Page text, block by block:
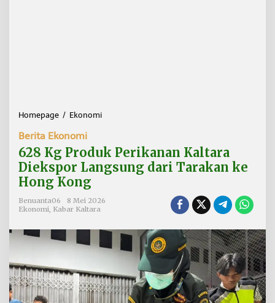
Homepage / Ekonomi
K
g
P
d
e
k
a
Berita Ekonomi
628 Kg Produk Perikanan Kaltara
Diekspor Langsung dari Tarakan ke
Hong Kong
Benuanta06
8 Mei 2026
Ekonomi Kabar Kaltara